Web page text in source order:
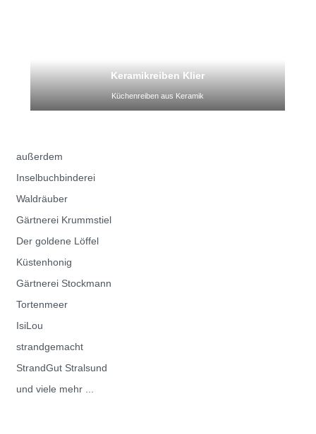
Keramikreiben Klier
Küchenreiben aus Keramik
außerdem
Inselbuchbinderei
Waldräuber
Gärtnerei Krummstiel
Der goldene Löffel
Küstenhonig
Gärtnerei Stockmann
Tortenmeer
IsiLou
strandgemacht
StrandGut Stralsund
und viele mehr ...